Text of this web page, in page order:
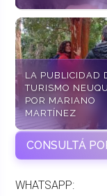
LA PUBLICIDAD
TURISMO
POR MARIANO
MARTÍNEZ
CONSULTÁ
WHATSAPP: